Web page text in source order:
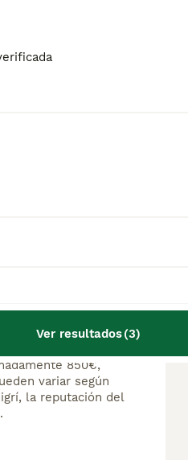
Ver resultados(3)
un cachorro
de Teckel en
850€,
variar según
la reputación del